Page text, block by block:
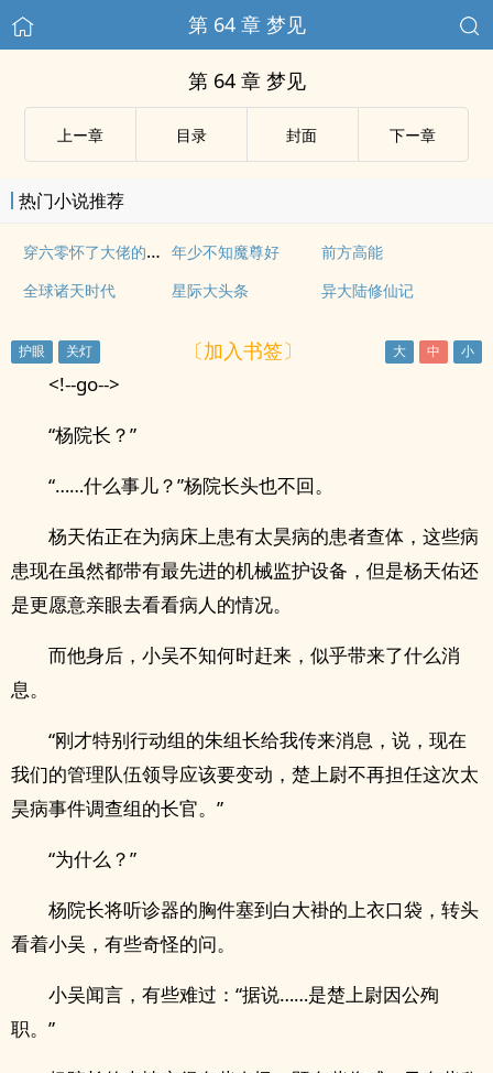
第 64 章 梦见
第 64 章 梦见
上ー章 目录 封面 下ー章
热门小说推荐
穿六零怀了大佬的崽儿 年少不知魔尊好
前方高能
全球诸天时代
星际大头条 异大陆修仙记
〔加入书签〕
<!--go-->
“杨院长？”
“……什么事儿？”杨院长头也不回。
杨天佑正在为病床上患有太昊病的患者查体，这些病
患现在虽然都带有最先进的机械监护设备，但是杨天佑还
是更愿意亲眼去看看病人的情况。
而他身后，小吴不知何时赶来，似乎带来了什么消
息。
“刚才特别行动组的朱组长给我传来消息，说，现在
我们的管理队伍领导应该要变动，楚上尉不再担任这次太
昊病事件调查组的长官。”
“为什么？”
杨院长将听诊器的胸件塞到白大褂的上衣口袋，转头
看着小吴，有些奇怪的问。
小吴闻言，有些难过：“据说……是楚上尉因公殉
职。”